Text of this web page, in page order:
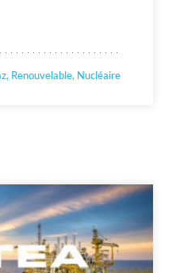
Renouvelable, Nucléaire